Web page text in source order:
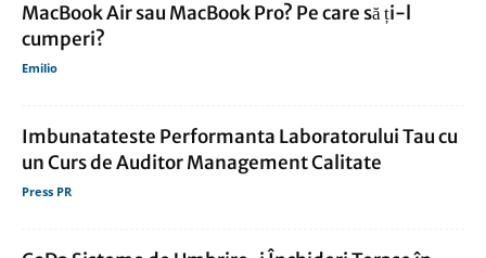
MacBook Air sau MacBook Pro? Pe care să ți-l
cumperi?
Emilio
Imbunatateste Performanta Laboratorului Tau cu
un Curs de Auditor Management Calitate
Press PR